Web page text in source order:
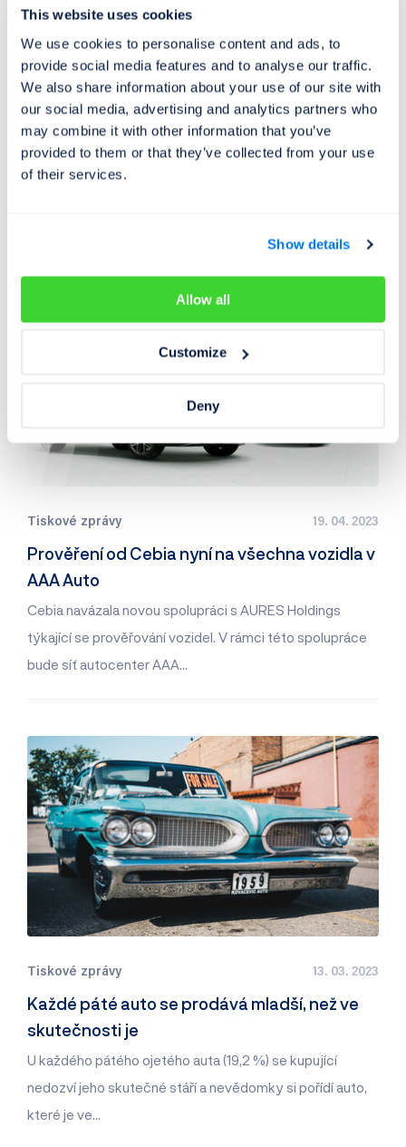
This website uses cookies
We use cookies to personalise content and ads, to
provide social media features and to analyse our traffic.
We also share information about your use of our site with
our social media, advertising and analytics partners who
may combine it with other information that you’ve
provided to them or that they’ve collected from your use
of their services.
Show details
Allow all
Customize
Deny
Tiskové zprávy 28. 04. 2023
Informace, statistiky a zajímavosti z oblasti
prodeje ojetých vozidel - Cebia SUMMARY
1Q/2023
Tiskové zprávy 19. 04. 2023
Prověření od Cebia nyní na všechna vozidla v
AAA Auto
Cebia navázala novou spolupráci s AURES Holdings
týkající se prověřování vozidel. V rámci této spolupráce
bude síť autocenter AAA…
Tiskové zprávy 13. 03. 2023
Každé páté auto se prodává mladší, než ve
skutečnosti je
U každého pátého ojetého auta (19,2 %) se kupující
nedozví jeho skutečné stáří a nevědomky si pořídí auto,
které je ve…